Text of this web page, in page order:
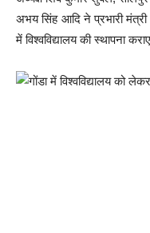
अभय सिंह आदि ने प्रभारी
में विश्वविद्यालय की स्थापना